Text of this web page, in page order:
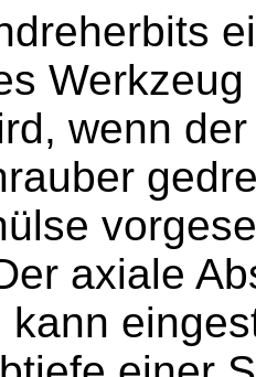
wenn
axiale
kann